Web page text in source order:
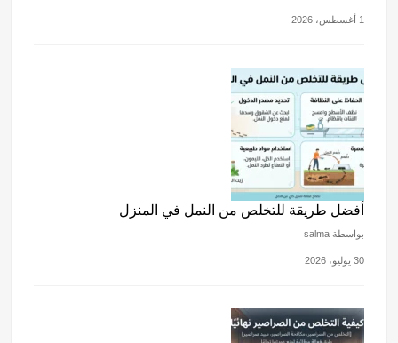
1 أغسطس، 2026
أفضل طريقة للتخلص من النمل في المنزل
بواسطة salma
30 يوليو، 2026